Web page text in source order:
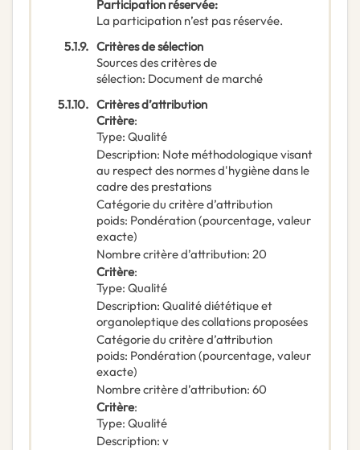
Participation réservée:
La participation n’est pas réservée.
5.1.9. Critères de sélection
Sources des critères de
sélection: Document de marché
5.1.10. Critères d’attribution
Critère:
Type: Qualité
Description: Note méthodologique visant
au respect des normes d'hygiène dans le
cadre des prestations
Catégorie du critère d’attribution
poids: Pondération (pourcentage, valeur
exacte)
Nombre critère d’attribution: 20
Critère:
Type: Qualité
Description: Qualité diététique et
organoleptique des collations proposées
Catégorie du critère d’attribution
poids: Pondération (pourcentage, valeur
exacte)
Nombre critère d’attribution: 60
Critère:
Type: Qualité
Description: v